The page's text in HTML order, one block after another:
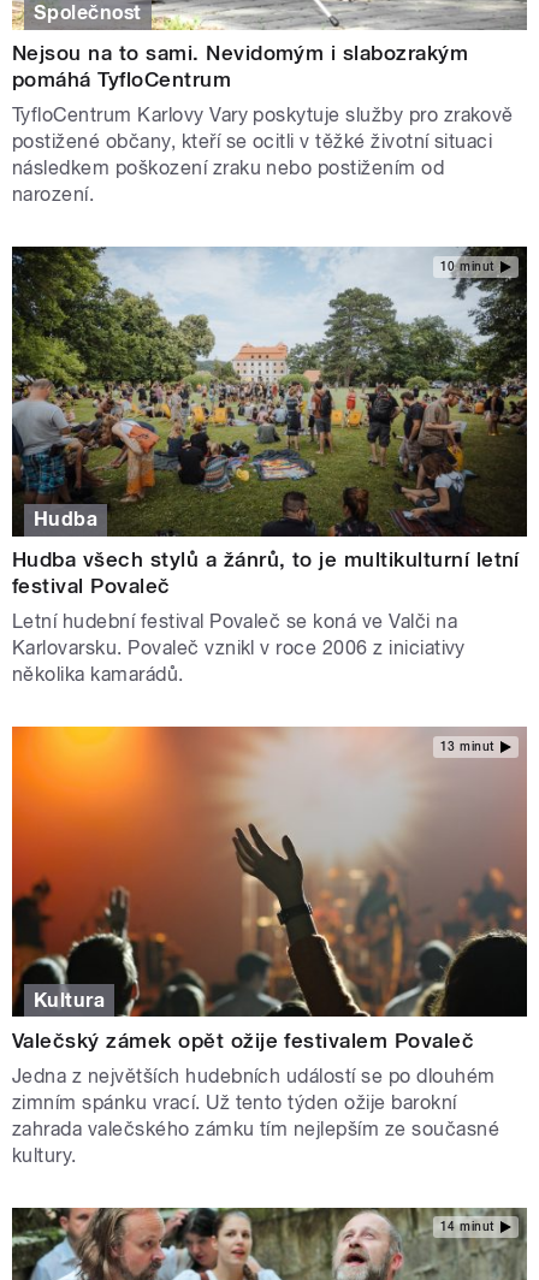
Společnost
Nejsou na to sami. Nevidomým i slabozrakým
pomáhá TyfloCentrum
TyfloCentrum Karlovy Vary poskytuje služby pro zrakově
postižené občany, kteří se ocitli v těžké životní situaci
následkem poškození zraku nebo postižením od
narození.
10 minut
Hudba
Hudba všech stylů a žánrů, to je multikulturní letní
festival Povaleč
Letní hudební festival Povaleč se koná ve Valči na
Karlovarsku. Povaleč vznikl v roce 2006 z iniciativy
několika kamarádů.
13 minut
Kultura
Valečský zámek opět ožije festivalem Povaleč
Jedna z největších hudebních událostí se po dlouhém
zimním spánku vrací. Už tento týden ožije barokní
zahrada valečského zámku tím nejlepším ze současné
kultury.
14 minut